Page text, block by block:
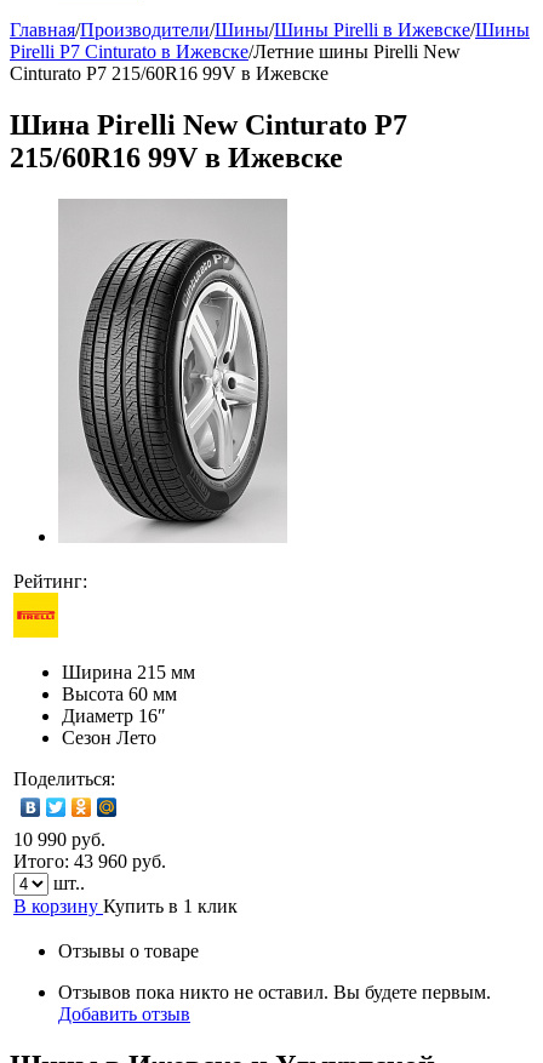
Главная/Производители/Шины/Шины Pirelli в Ижевске/Шины
Pirelli P7 Cinturato в Ижевске/Летние шины Pirelli New
Cinturato P7 215/60R16 99V в Ижевске
Шина Pirelli New Cinturato P7
215/60R16 99V в Ижевске
Рейтинг:
Ширина 215 мм
Высота 60 мм
Диаметр 16″
Сезон Лето
Поделиться:
10 990 руб.
Итого: 43 960 руб.
шт..
В корзину Купить в 1 клик
Отзывы о товаре
Отзывов пока никто не оставил. Вы будете первым.
Добавить отзыв